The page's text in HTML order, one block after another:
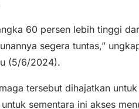
60 persen lebih tinggi
segera tuntas,”
(5/6/2024).
tersebut dihajatkan
sementara ini akses